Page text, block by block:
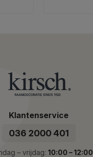
Klantenservice
036 2000 401
– vrijdag: 10:00 – 12:00